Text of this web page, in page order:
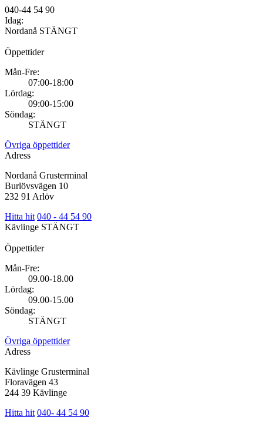
040-44 54 90
Idag:
Nordanå STÄNGT
Öppettider
Mån-Fre:
07:00-18:00
Lördag:
09:00-15:00
Söndag:
STÄNGT
Övriga öppettider
Adress
Nordanå Grusterminal
Burlövsvägen 10
232 91 Arlöv
Hitta hit 040 - 44 54 90
Kävlinge STÄNGT
Öppettider
Mån-Fre:
09.00-18.00
Lördag:
09.00-15.00
Söndag:
STÄNGT
Övriga öppettider
Adress
Kävlinge Grusterminal
Floravägen 43
244 39 Kävlinge
Hitta hit 040- 44 54 90